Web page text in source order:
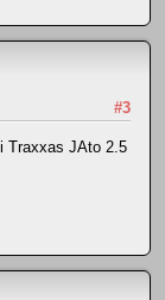
#3
Traxxas JAto 2.5